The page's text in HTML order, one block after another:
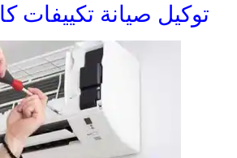
توكيل صيانة تكييفات